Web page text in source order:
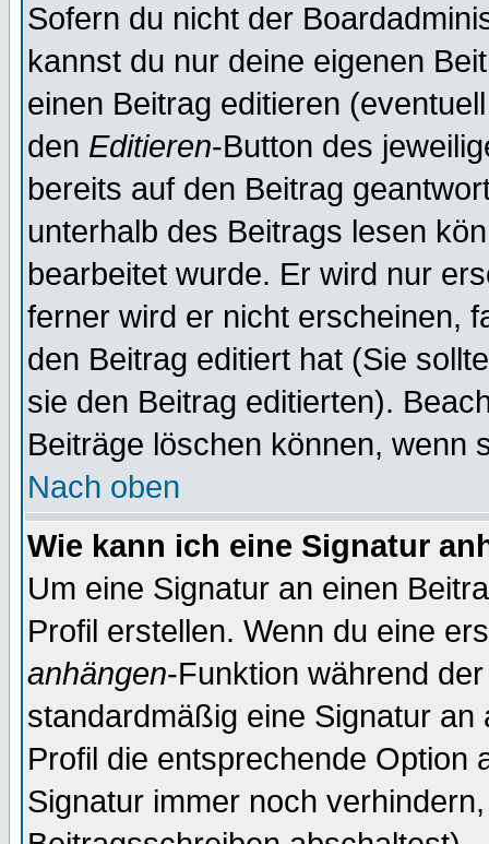
Sofern du nicht der
kannst du nur deine eigenen
einen Beitrag editieren
den Editieren-Button des
bereits auf den Beitrag
unterhalb des Beitrags lesen
bearbeitet wurde. Er wird nur
ferner wird er nicht erscheinen,
den Beitrag editiert hat (Sie
sie den Beitrag editierten).
Beiträge löschen können, wenn
Nach oben
Wie kann ich eine Signatur
Um eine Signatur an einen
Profil erstellen. Wenn du eine
anhängen-Funktion während
standardmäßig eine Signatur
Profil die entsprechende Option
Signatur immer noch